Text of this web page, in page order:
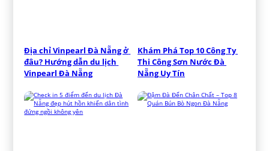
Địa chỉ Vinpearl Đà Nẵng ở
đâu? Hướng dẫn du lịch
Vinpearl Đà Nẵng
Khám Phá Top 10 Công Ty
Thi Công Sơn Nước Đà
Nẵng Uy Tín